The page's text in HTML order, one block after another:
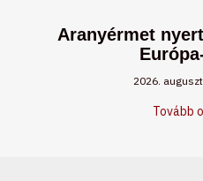
Aranyérmet
2026.
Tovább